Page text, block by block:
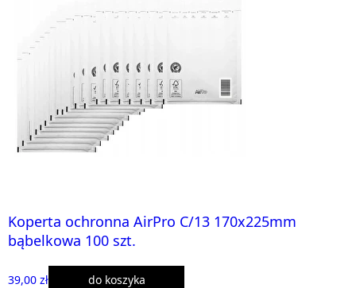
Koperta ochronna AirPro C/13 170x225mm
bąbelkowa 100 szt.
39,00 zł do koszyka